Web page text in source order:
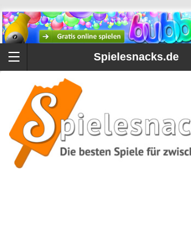
Spielesnacks.de